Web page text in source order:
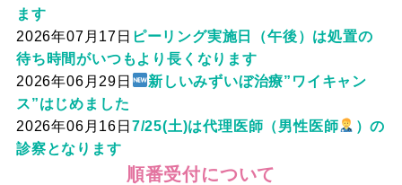
ます
2026年07月17日 ピーリング実施日（午後）は処置の
待ち時間がいつもより長くなります
2026年06月29日
新しいみずいぼ治療”ワイキャン
ス”はじめました
2026年06月16日 7/25(土)は代理医師（男性医師
）の
診察となります
順番受付について